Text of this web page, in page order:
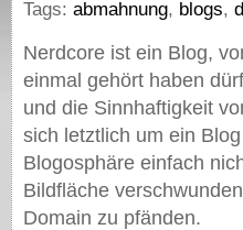
Tags: abmahnung, blogs,
Nerdcore ist ein Blog,
einmal gehört haben
und die Sinnhaftigkeit
sich letztlich um ein
Blogosphäre einfach
Bildfläche
Domain zu pfänden.